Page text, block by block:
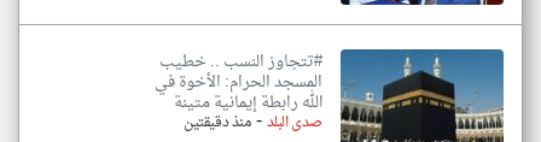
#تتجاوز النسب .. خطيب
المسجد الحرام: الأخوة في
الله رابطة إيمانية متينة
صدى البلد-منذ دقيقتين